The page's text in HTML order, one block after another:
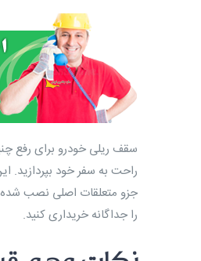
سقف ریلی خودرو برای رفع
راحت به سفر خود بپردازید.
جزو متعلقات اصلی نصب شده
را جداگانه خریداری کنید.